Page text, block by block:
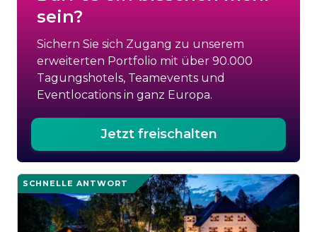
sein?
Sichern Sie sich Zugang zu unserem
erweiterten Portfolio mit über 90.000
Tagungshotels, Teamevents und
Eventlocations in ganz Europa.
Jetzt freischalten
SCHNELLE ANTWORT